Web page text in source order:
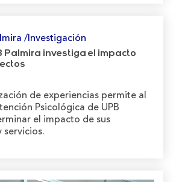
/Investigación
Palmira investiga el impacto
de experiencias permite al
Psicológica de UPB
el impacto de sus
servicios.